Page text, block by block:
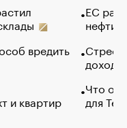
вредить
и квартир
ЕС
нефти
Что
для